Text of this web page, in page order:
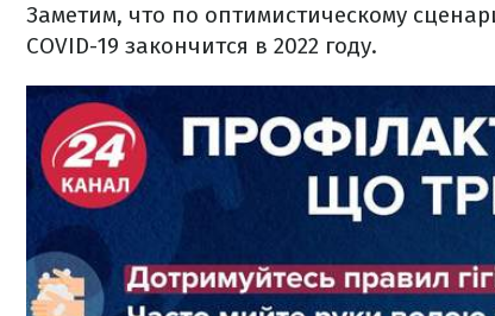
Заметим, что по оптимистическому
COVID-19 закончится в 2022 году.